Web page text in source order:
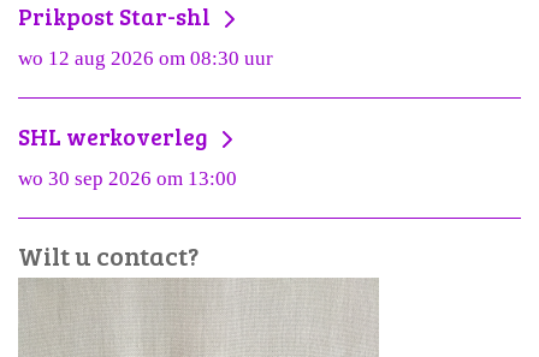
Prikpost Star-shl
wo 12 aug 2026 om 08:30 uur
SHL werkoverleg
wo 30 sep 2026 om 13:00
Wilt u contact?